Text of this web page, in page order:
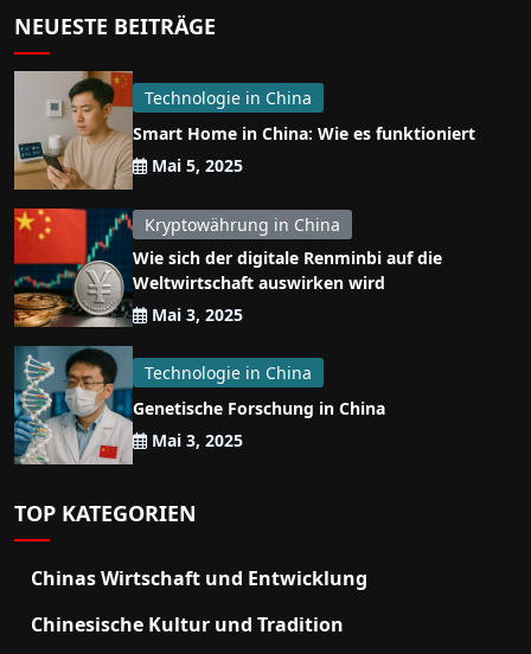
NEUESTE BEITRÄGE
Technologie in China
Smart Home in China: Wie es funktioniert
Mai 5, 2025
Kryptowährung in China
Wie sich der digitale Renminbi auf die
Weltwirtschaft auswirken wird
Mai 3, 2025
Technologie in China
Genetische Forschung in China
Mai 3, 2025
TOP KATEGORIEN
Chinas Wirtschaft und Entwicklung
Chinesische Kultur und Tradition